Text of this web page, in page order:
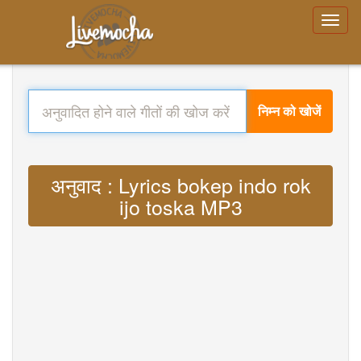
निम्न को खोजें
अनुवाद : Lyrics bokep indo rok
ijo toska MP3